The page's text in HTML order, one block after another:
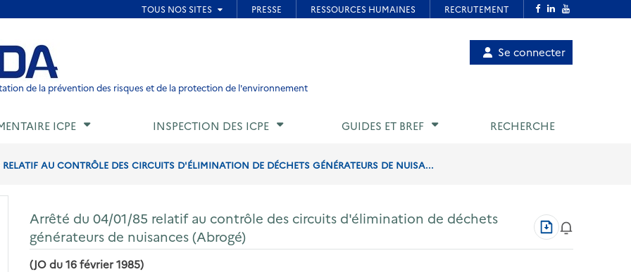
de page
de la prévention des risques et de la protection de l'environnement
Menu
utilisateur
Se connecter
ICPE INSPECTION DES ICPE GUIDES ET BREF RECHERCHE
AU CONTRÔLE DES CIRCUITS D'ÉLIMINATION DE DÉCHETS GÉNÉRATEURS DE NUISA...
Arrêté du 04/01/85 relatif au contrôle des circuits d'élimination de déchets
générateurs de nuisances (Abrogé)
Télécharger
au
format
(JO du 16 février 1985)